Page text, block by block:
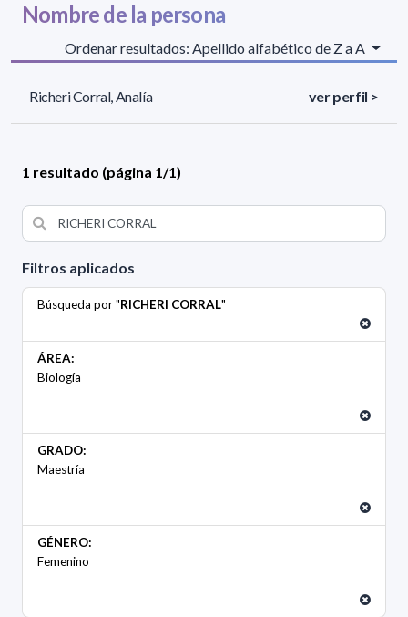
Filtros aplicados
Búsqueda por "RICHERI CORRAL"
ÁREA:
Biología
GRADO:
Maestría
GÉNERO:
Femenino
Nombre de la persona
Ordenar resultados: Apellido alfabético de Z a A
Richeri Corral, Analía ver perfil >
1 resultado (página 1/1)